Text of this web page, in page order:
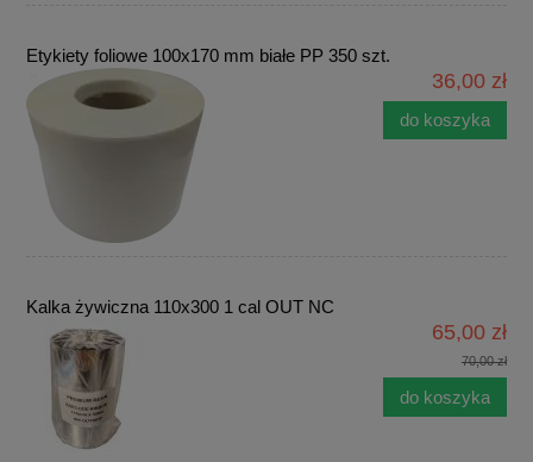
Etykiety foliowe 100x170 mm białe PP 350 szt.
36,00 zł
do koszyka
Kalka żywiczna 110x300 1 cal OUT NC
65,00 zł
70,00 zł
do koszyka